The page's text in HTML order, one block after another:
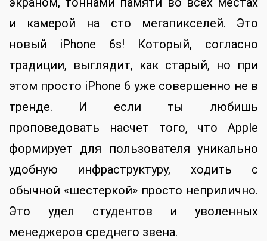
и камерой на сто мегапикселей. Это
новый iPhone 6s! Который, согласно
традиции, выглядит, как старый, но при
этом просто iPhone 6 уже совершенно не в
тренде. И если ты любишь
проповедовать насчет того, что Apple
формирует для пользователя уникально
удобную инфраструктуру, ходить с
обычной «шестеркой» просто неприлично.
Это удел студентов и уволенных
менеджеров среднего звена.